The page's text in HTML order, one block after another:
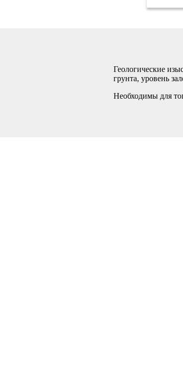
Геологические
грунта, уровень
Необходимы для